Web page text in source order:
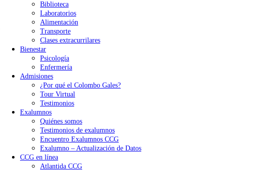
Biblioteca
Laboratorios
Alimentación
Transporte
Clases extracurrilares
Bienestar
Psicología
Enfermería
Admisiones
¿Por qué el Colombo Gales?
Tour Virtual
Testimonios
Exalumnos
Quiénes somos
Testimonios de exalumnos
Encuentro Exalumnos CCG
Exalumno – Actualización de Datos
CCG en línea
Atlantida CCG